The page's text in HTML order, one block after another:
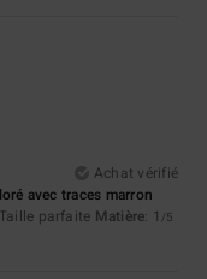
Achat vérifié
avec traces marron
parfaite Matière: 1 /5